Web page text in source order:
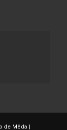
Mêda |